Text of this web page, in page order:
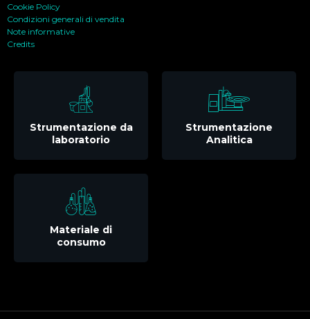
Cookie Policy
Condizioni generali di vendita
Note informative
Credits
Strumentazione da
laboratorio
Strumentazione
Analitica
Materiale di
consumo